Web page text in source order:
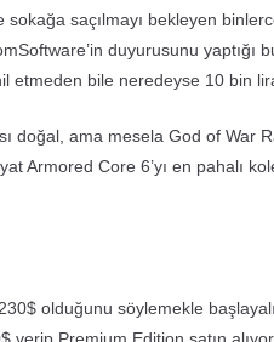
saçılmayı bekleyen
duyurusunu yaptığı
etmeden bile neredeyse 10 bin
doğal, ama mesela God of War
Armored Core 6’yı en pahalı
olduğunu söylemekle